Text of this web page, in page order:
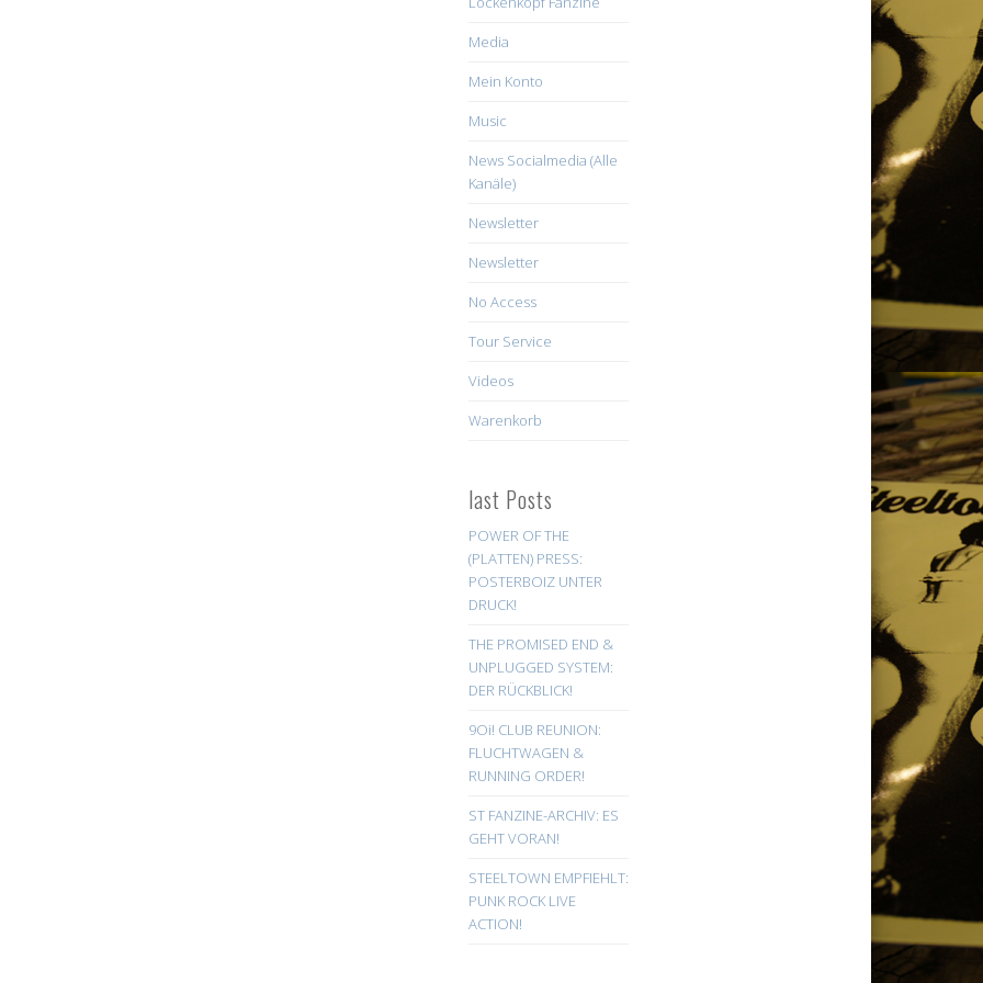
Media
Mein Konto
Music
News Socialmedia (Alle
Kanäle)
Newsletter
Newsletter
No Access
Tour Service
Videos
Warenkorb
last Posts
POWER OF THE
(PLATTEN) PRESS:
POSTERBOIZ UNTER
DRUCK!
THE PROMISED END &
UNPLUGGED SYSTEM:
DER RÜCKBLICK!
9Oi! CLUB REUNION:
FLUCHTWAGEN &
RUNNING ORDER!
ST FANZINE-ARCHIV: ES
GEHT VORAN!
STEELTOWN EMPFIEHLT:
PUNK ROCK LIVE
ACTION!